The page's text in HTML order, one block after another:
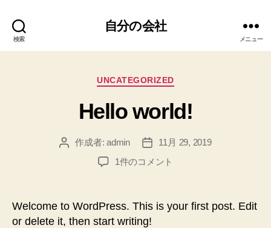
検索
自分の会社
メニュー
カ
ゴ
リ
UNCATEGORIZED
Hello world!
投
作成者:admin
投
稿
11月 29, 2019
Hello
1件のコメント
Welcome to WordPress. This is your first post. Edit
or delete it, then start writing!